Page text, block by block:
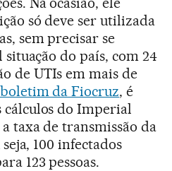
só deve ser utilizada
sem precisar se
do país, com 24
de UTIs em mais de
da Fiocruz, é
cálculos do Imperial
taxa de transmissão da
100 infectados
123 pessoas.